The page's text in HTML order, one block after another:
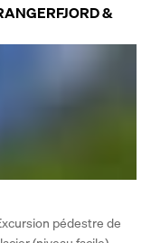
&
pédestre de